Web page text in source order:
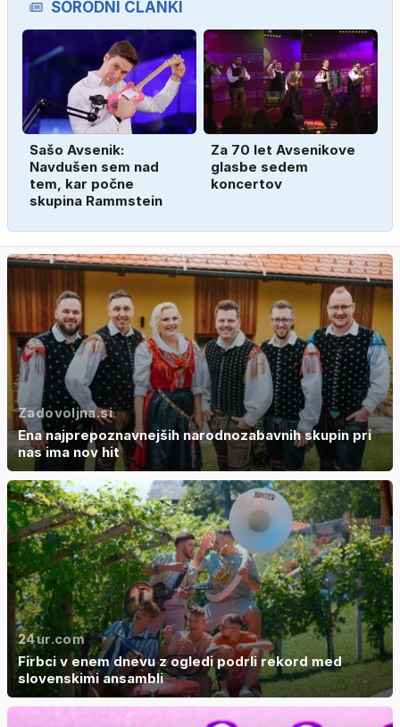
SORODNI ČLANKI
Sašo Avsenik:
Navdušen sem nad
tem, kar počne
skupina Rammstein
Za 70 let Avsenikove
glasbe sedem
koncertov
Zadovoljna.si
Ena najprepoznavnejših narodnozabavnih skupin pri
nas ima nov hit
24ur.com
Firbci v enem dnevu z ogledi podrli rekord med
slovenskimi ansambli